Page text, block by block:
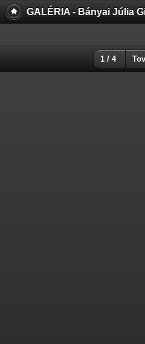
GALÉRIA - Bányai Júlia
1 / 4